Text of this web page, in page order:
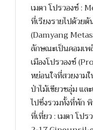
เมตา โปรวองซ์ :
ที่เรียงรายไปด้วย
(Damyang
ลักษณะเป็นคอมเ
เมืองโปรวองซ์
หย่อนใจที่สวยงาม
ป่าไม้เขียวชอุ่ม แล
ไปซึ่งรวมทั้งที่พัก
ที่เที่ยว : เมตา โป